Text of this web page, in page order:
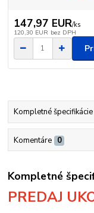
147,97 EUR/ks
120,30 EUR bez DPH
Kompletné špecifikácie
Komentáre 0
Kompletné
PREDAJ